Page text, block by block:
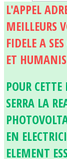
L'APPEL
MEILLEURS
FIDELE A
ET
POUR
SERRA LA
EN
ELEMENT